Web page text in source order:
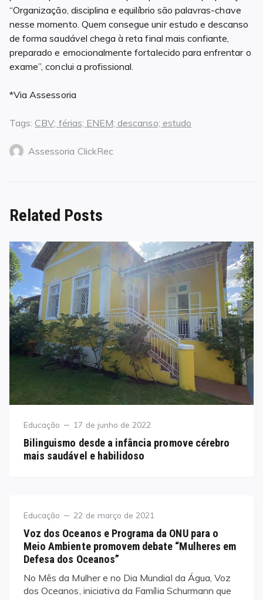
“Organização, disciplina e equilíbrio são palavras-chave
nesse momento. Quem consegue unir estudo e descanso
de forma saudável chega à reta final mais confiante,
preparado e emocionalmente fortalecido para enfrentar o
exame”, conclui a profissional.
*Via Assessoria
Tags:CBV; férias; ENEM; descanso; estudo
Assessoria ClickRec
Related Posts
Category
Educação
Posted
17 de junho de 2022
Bilinguismo desde a infância promove cérebro
mais saudável e habilidoso
Category
Educação
Posted
22 de março de 2021
Voz dos Oceanos e Programa da ONU para o
Meio Ambiente promovem debate “Mulheres em
Defesa dos Oceanos”
No Mês da Mulher e no Dia Mundial da Água, Voz
dos Oceanos, iniciativa da Família Schurmann que